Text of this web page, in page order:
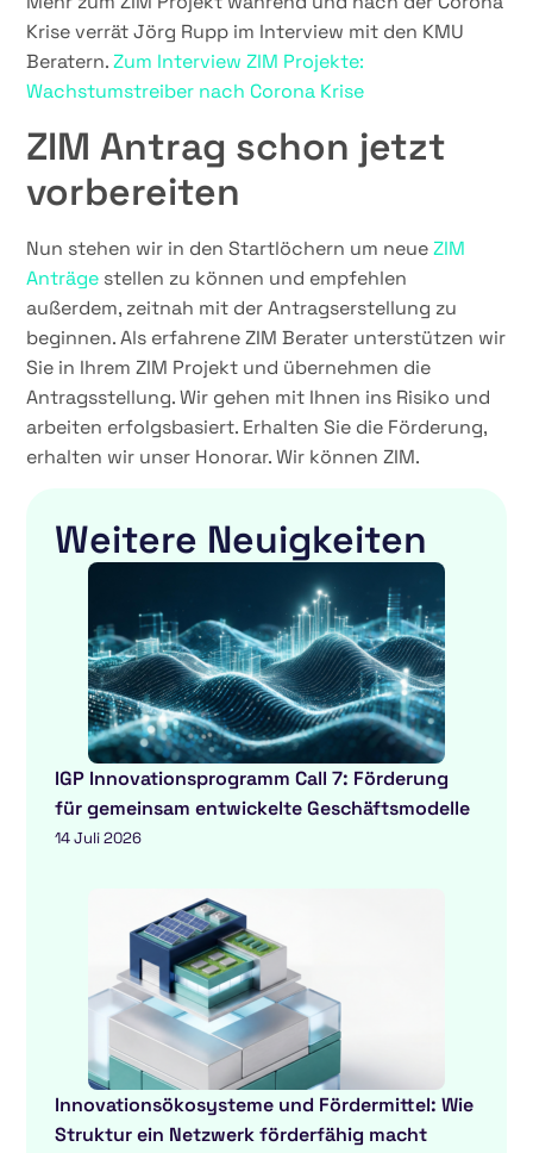
Krise verrät Jörg Rupp im Interview mit den KMU
Beratern.Zum Interview ZIM Projekte:
Wachstumstreiber nach Corona Krise
ZIM Antrag schon jetzt
vorbereiten
Nun stehen wir in den Startlöchern um neueZIM
Anträge stellen zu können und empfehlen
außerdem, zeitnah mit der Antragserstellung zu
beginnen. Als erfahrene ZIM Berater unterstützen wir
Sie in Ihrem ZIM Projekt und übernehmen die
Antragsstellung. Wir gehen mit Ihnen ins Risiko und
arbeiten erfolgsbasiert. Erhalten Sie die Förderung,
erhalten wir unser Honorar. Wir können ZIM.
Weitere Neuigkeiten
IGP Innovationsprogramm Call 7: Förderung
für gemeinsam entwickelte Geschäftsmodelle
14 Juli 2026
Innovationsökosysteme und Fördermittel: Wie
Struktur ein Netzwerk förderfähig macht